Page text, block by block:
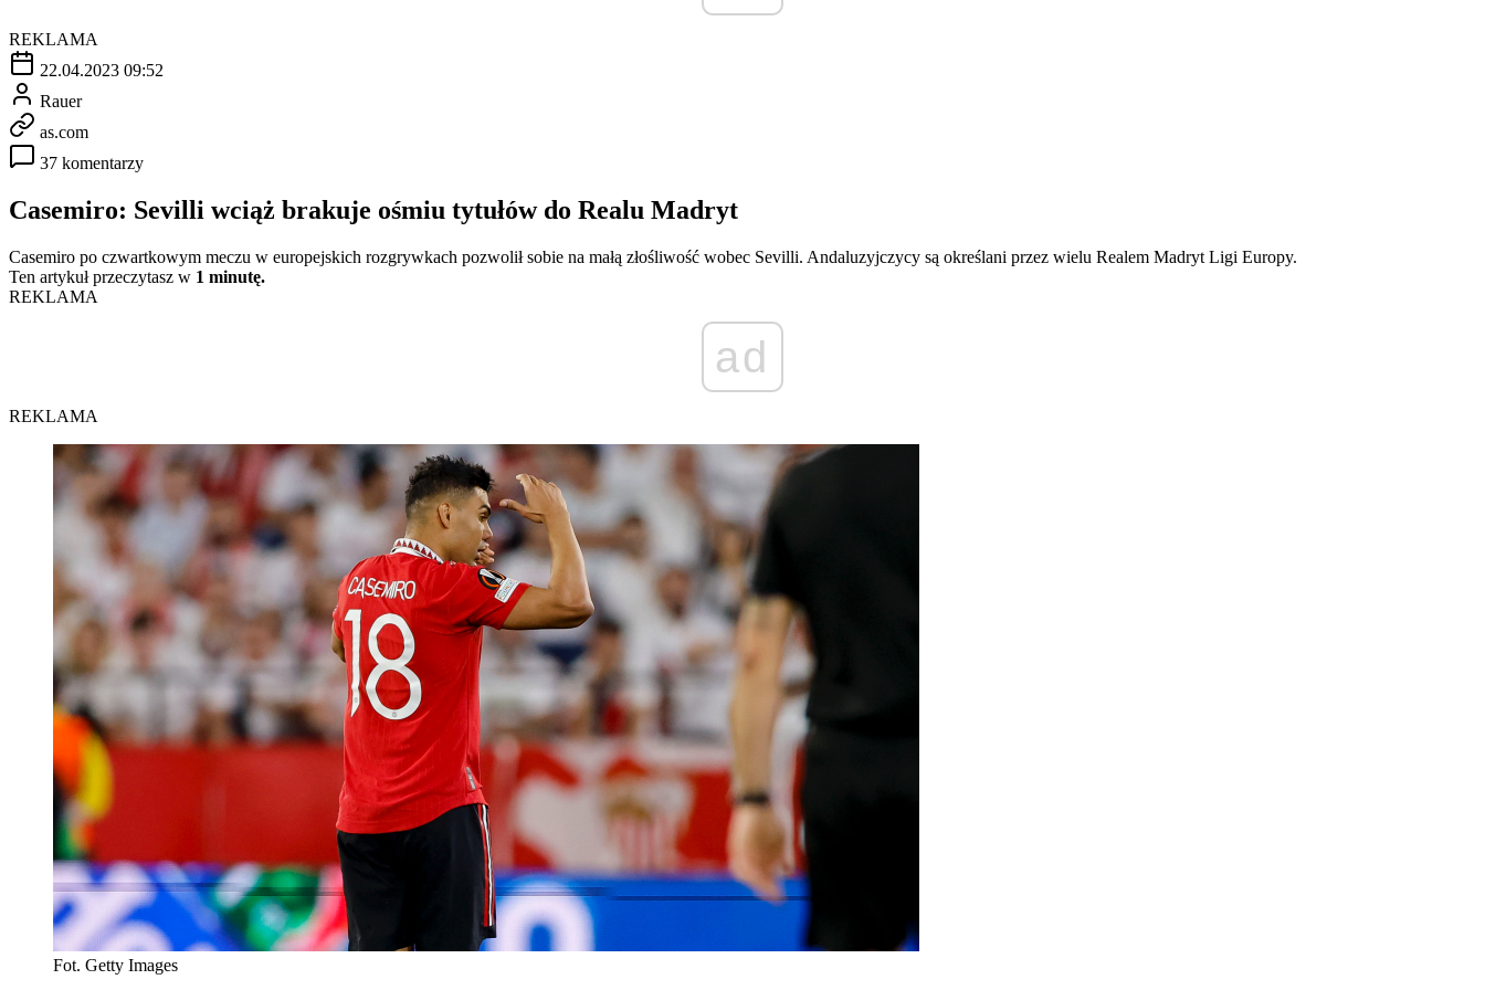
REKLAMA
22.04.2023 09:52
Rauer
as.com
37 komentarzy
Casemiro: Sevilli wciąż brakuje ośmiu tytułów do Realu Madryt
Casemiro po czwartkowym meczu w europejskich rozgrywkach pozwolił sobie na małą złośliwość wobec Sevilli. Andaluzyjczycy są określani przez wielu Realem Madryt Ligi Europy.
Ten artykuł przeczytasz w 1 minutę.
REKLAMA
ad
REKLAMA
Fot. Getty Images